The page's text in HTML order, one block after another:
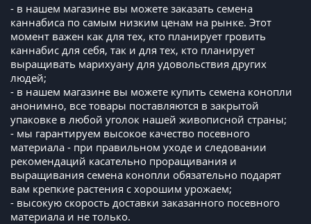
- в нашем магазине вы можете заказать семена
каннабиса по самым низким ценам на рынке. Этот
момент важен как для тех, кто планирует гровить
каннабис для себя, так и для тех, кто планирует
выращивать марихуану для удовольствия других
людей;
- в нашем магазине вы можете купить семена конопли
анонимно, все товары поставляются в закрытой
упаковке в любой уголок нашей живописной страны;
- мы гарантируем высокое качество посевного
материала - при правильном уходе и следовании
рекомендаций касательно проращивания и
выращивания семена конопли обязательно подарят
вам крепкие растения с хорошим урожаем;
- высокую скорость доставки заказанного посевного
материала и не только.